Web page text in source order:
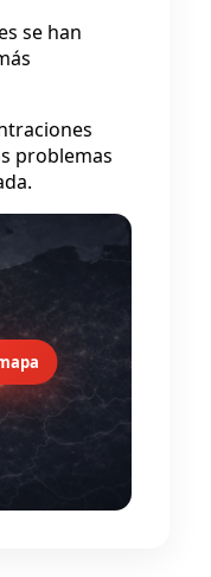
se han
problemas